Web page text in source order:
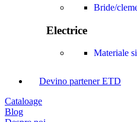
Bride/
Electrice
Materiale
Devino partener ETD
Cataloage
Blog